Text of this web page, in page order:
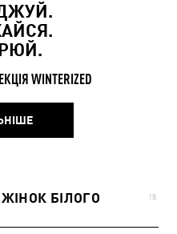
WINTERIZED
БІЛОГО
18